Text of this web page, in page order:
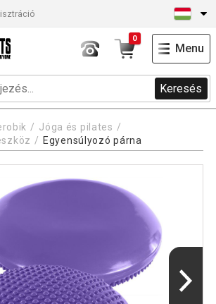
Keresés
0
Menu
Jóga és pilates
Egyensúlyozó párna